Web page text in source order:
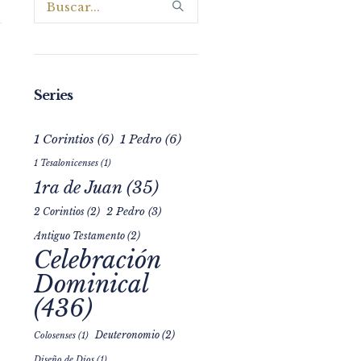
Series
1 Corintios(6) 1 Pedro(6)
1 Tesalonicenses(1)
1ra de Juan(35)
2 Corintios(2) 2 Pedro(3)
Antiguo Testamento(2)
Celebración
Dominical
(436)
Colosenses(1) Deuteronomio(2)